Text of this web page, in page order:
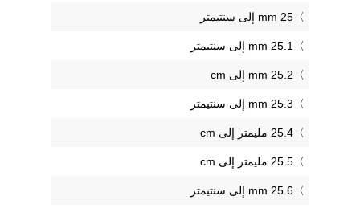
25 mm إلى سنتيمتر
25.1 mm إلى سنتيمتر
25.2 mm إلى cm
25.3 mm إلى سنتيمتر
25.4 مليمتر إلى cm
25.5 مليمتر إلى cm
25.6 mm إلى سنتيمتر